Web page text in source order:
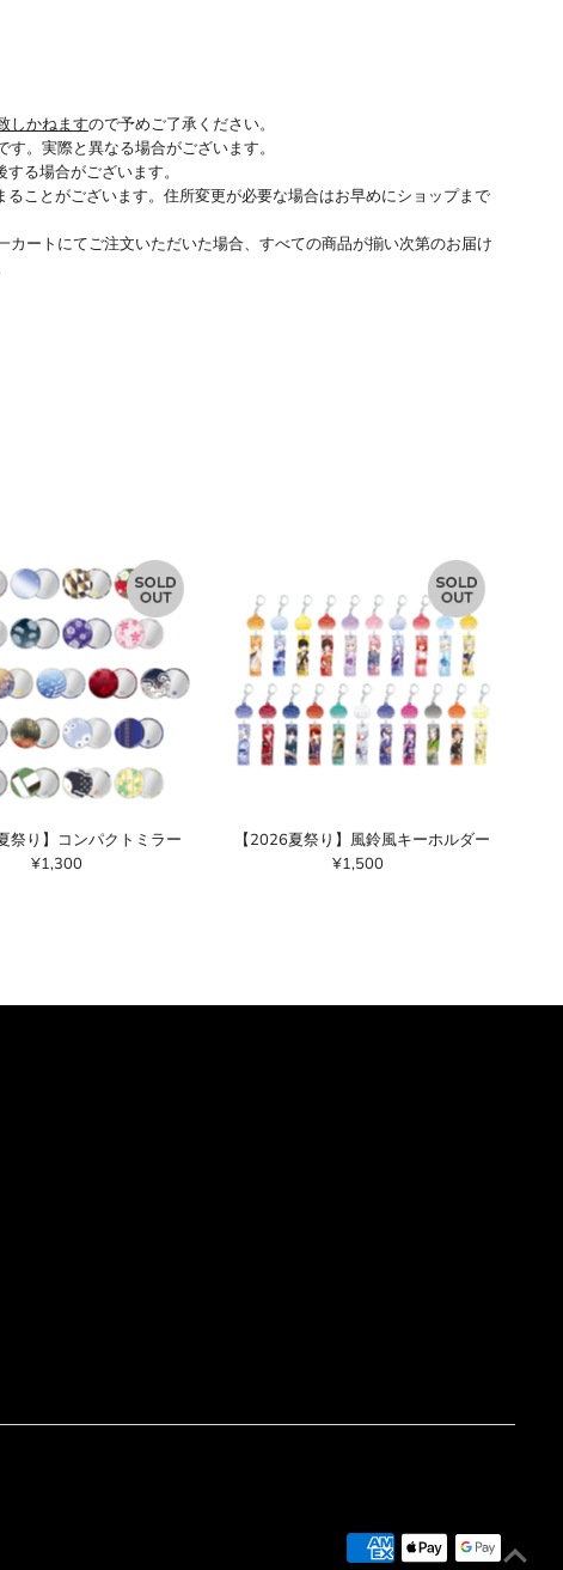
しかねますので予めご了承ください。
。実際と異なる場合がございます。
る場合がございます。
ことがございます。住所変更が必要な場合はお早めにショップまで
ートにてご注文いただいた場合、すべての商品が揃い次第のお届け
祭り】コンパクトミラー
通
¥1,300
【2026夏祭り】風鈴風キーホルダー
通
¥1,500